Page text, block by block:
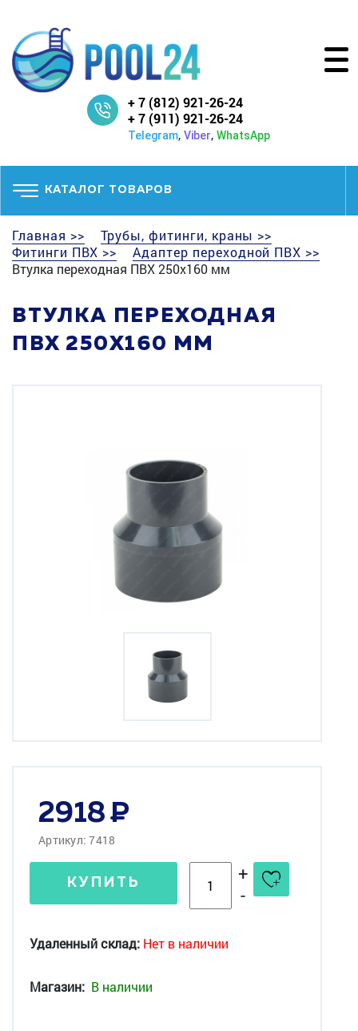
+ 7 (812) 921-26-24
+ 7 (911) 921-26-24
Telegram, Viber, WhatsApp
КАТАЛОГ ТОВАРОВ
Главная >>
Трубы, фитинги, краны >>
Фитинги ПВХ >>
Адаптер переходной ПВХ >>
Втулка переходная ПВХ 250x160 мм
ВТУЛКА ПЕРЕХОДНАЯ
ПВХ 250X160 ММ
2918
Артикул: 7418
КУПИТЬ
+
-
Удаленный склад: Нет в наличии
Магазин: В наличии